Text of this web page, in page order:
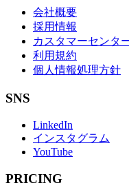
会社概要
採用情報
カスタマーセンタ
利用規約
個人情報処理方針
SNS
LinkedIn
インスタグラム
YouTube
PRICING